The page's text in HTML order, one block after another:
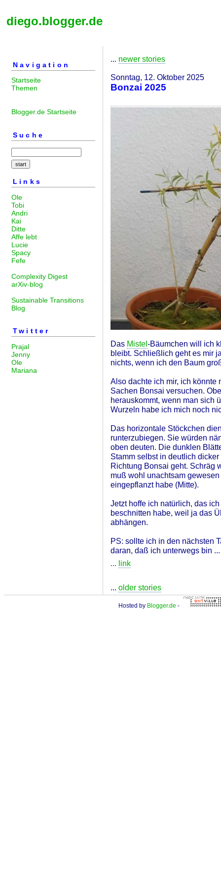
diego.blogger.de
Navigation
Startseite
Themen
Blogger.de Startseite
Suche
Links
Ole
Tobi
Andri
Kai
Ditte
Affe lebt
Lucie
Spacy
Fefe
Complexity Digest
arXiv-blog
Sustainable Transitions
Blog
Twitter
Prajal
Jenny
Ole
Mariana
... newer stories
Sonntag, 12. Oktober 2025
Bonzai 2025
Das Mistel-Bäumchen will ich
bleibt. Schließlich geht es mir
nichts, wenn ich den Baum
Also dachte ich mir, ich
Sachen Bonsai versuchen.
herauskommt, wenn man sich
Wurzeln habe ich mich noch
Das horizontale Stöckchen
runterzubiegen. Sie würden
oben deuten. Die dunklen
Stamm selbst in deutlich
Richtung Bonsai geht. Schräg
muß wohl unachtsam
eingepflanzt habe (Mitte).
Jetzt hoffe ich natürlich, das
beschnitten habe, weil ja das
abhängen.
PS: sollte ich in den nächsten
daran, daß ich unterwegs bin ...
... link
... older stories
Hosted by Blogger.de -